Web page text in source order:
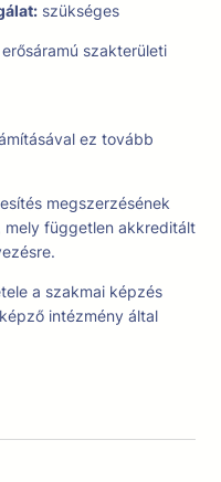
szükséges
szakterületi
ez tovább
megszerzésének
mely független akkreditált
a szakmai képzés
intézmény által